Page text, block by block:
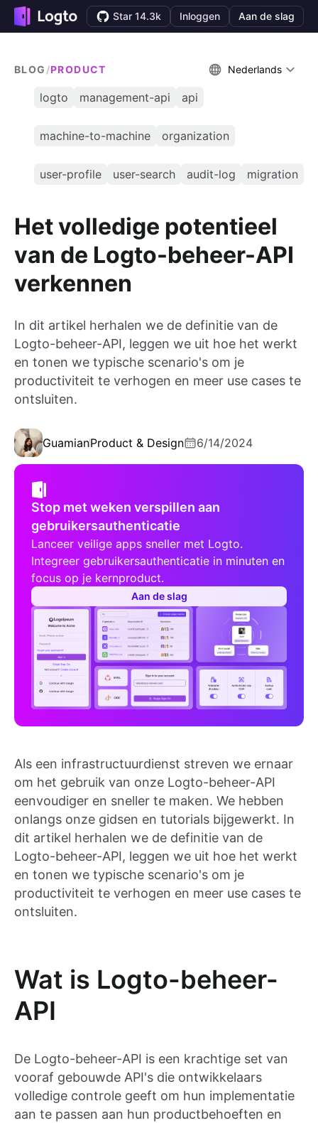
Star 14.3k Inloggen Aan de slag
BLOG /PRODUCT Nederlands
logto management-api api
machine-to-machine organization
user-profile user-search audit-log migration
Het volledige potentieel
van de Logto-beheer-API
verkennen
In dit artikel herhalen we de definitie van de
Logto-beheer-API, leggen we uit hoe het werkt
en tonen we typische scenario's om je
productiviteit te verhogen en meer use cases te
ontsluiten.
GuamianProduct & Design 6/14/2024
Stop met weken verspillen aan
gebruikersauthenticatie
Lanceer veilige apps sneller met Logto.
Integreer gebruikersauthenticatie in minuten en
focus op je kernproduct.
Aan de slag
Als een infrastructuurdienst streven we ernaar
om het gebruik van onze Logto-beheer-API
eenvoudiger en sneller te maken. We hebben
onlangs onze gidsen en tutorials bijgewerkt. In
dit artikel herhalen we de definitie van de
Logto-beheer-API, leggen we uit hoe het werkt
en tonen we typische scenario's om je
productiviteit te verhogen en meer use cases te
ontsluiten.
Wat is Logto-beheer-
API
De Logto-beheer-API is een krachtige set van
vooraf gebouwde API's die ontwikkelaars
volledige controle geeft om hun implementatie
aan te passen aan hun productbehoeften en